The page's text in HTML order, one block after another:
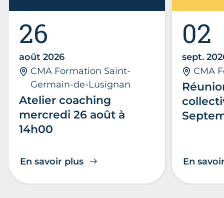
Atelier coaching
mercredi 26 août à
14h00
26
août 2026
CMA Formation Saint-
Germain-de-Lusignan
En savoir plus
02
sept.
CMA
En